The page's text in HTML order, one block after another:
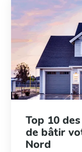
Top 10
de bâtir
Nord